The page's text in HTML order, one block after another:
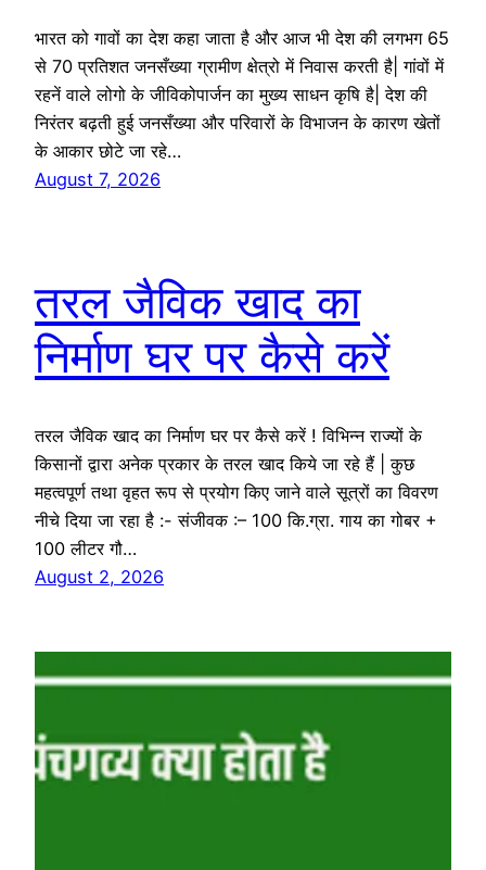
भारत को गावों का देश कहा जाता है और आज भी देश की लगभग 65
से 70 प्रतिशत जनसँख्या ग्रामीण क्षेत्रो में निवास करती है| गांवों में
रहनें वाले लोगो के जीविकोपार्जन का मुख्य साधन कृषि है| देश की
निरंतर बढ़ती हुई जनसँख्या और परिवारों के विभाजन के कारण खेतों
के आकार छोटे जा रहे…
August 7, 2026
तरल जैविक खाद का
निर्माण घर पर कैसे करें
तरल जैविक खाद का निर्माण घर पर कैसे करें ! विभिन्न राज्यों के
किसानों द्वारा अनेक प्रकार के तरल खाद किये जा रहे हैं | कुछ
महत्वपूर्ण तथा वृहत रूप से प्रयोग किए जाने वाले सूत्रों का विवरण
नीचे दिया जा रहा है :- संजीवक :– 100 कि.ग्रा. गाय का गोबर +
100 लीटर गौ…
August 2, 2026